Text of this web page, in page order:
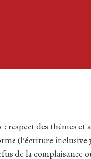
respect des thèmes et
(l’écriture inclusive
de la complaisance